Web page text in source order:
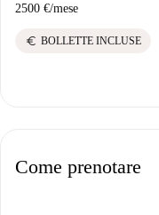
2500 €/mese
euro BOLLETTE INCLUSE
Come prenotare